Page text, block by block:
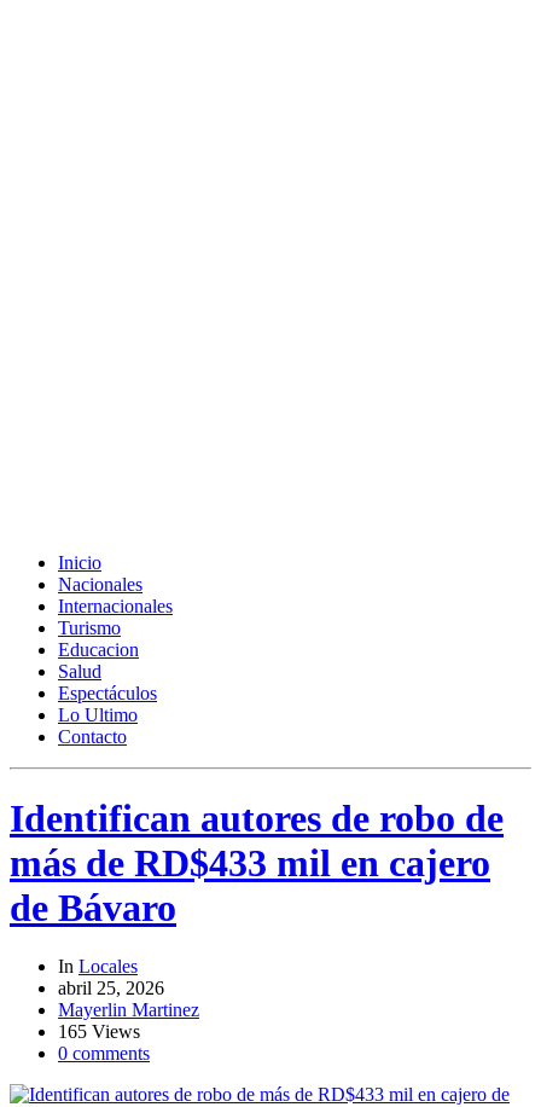
Inicio
Nacionales
Internacionales
Turismo
Educacion
Salud
Espectáculos
Lo Ultimo
Contacto
Identifican autores de robo de
más de RD$433 mil en cajero
de Bávaro
In Locales
abril 25, 2026
Mayerlin Martinez
165 Views
0 comments